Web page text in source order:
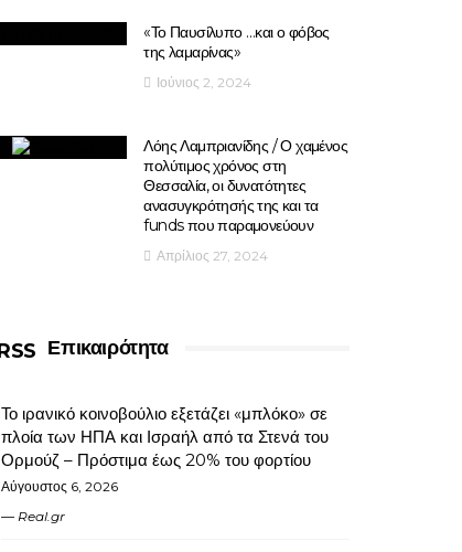
«Το Παυσίλυπο …και ο φόβος
της λαμαρίνας»
Ιούνιος 2, 2024
Λόης Λαμπριανίδης / Ο χαμένος
πολύτιμος χρόνος στη
Θεσσαλία, οι δυνατότητες
ανασυγκρότησής της και τα
funds που παραμονεύουν
Απρίλιος 27, 2024
Επικαιρότητα
Το ιρανικό κοινοβούλιο εξετάζει «μπλόκο» σε
πλοία των ΗΠΑ και Ισραήλ από τα Στενά του
Ορμούζ – Πρόστιμα έως 20% του φορτίου
Αύγουστος 6, 2026
Real.gr